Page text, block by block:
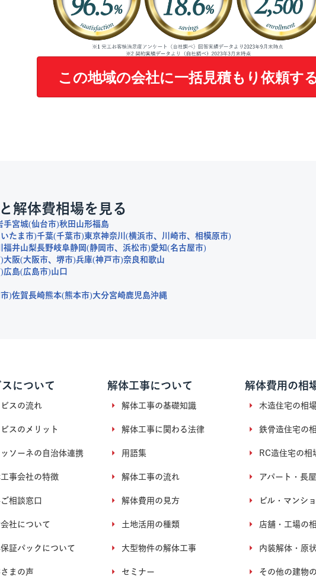
この地域の会社に一括見積もり依頼す
解体費相場を見る
手宮城 仙台市 秋田 山形福島
いたま市 千葉 千葉市 東京神奈川 横浜市 川崎市
相模原市
福井山梨長野岐阜静岡 静岡市 浜松市 愛知 名古屋市
大阪 大阪市 堺市 兵庫 神戸市 奈良和歌山
広島 広島市 山口
佐賀長崎熊本 熊本市 大分宮崎鹿児島沖縄
について
スの流れ
スのメリット
ッソーネの自治体連携
事会社の特徴
相談窓口
社について
証パックについて
まの声
解体工事について
解体工事の基礎知識
解体工事に関わる法律
用語集
解体工事の流れ
解体費用の見方
土地活用の種類
大型物件の解体工事
セミナー
解体費用の相
木造住宅の相
鉄骨造住宅の
RC造住宅の相
アパート・長
ビル・マンシ
店舗・工場の
内装解体・原
その他の建物